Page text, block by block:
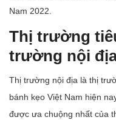
Nam 2022.
Thị trường
trường nội
Thị trường nội địa là thị
bánh kẹo Việt Nam hiện
được ưa chuộng nhất của